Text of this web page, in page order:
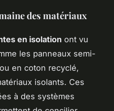
des matériaux
en isolation ont vu
les panneaux semi-
en coton recyclé,
isolants. Ces
à des systèmes